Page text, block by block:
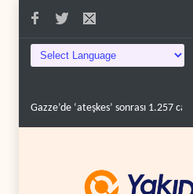
‘ateşkes’ sonrası 1.257 can kaybı..